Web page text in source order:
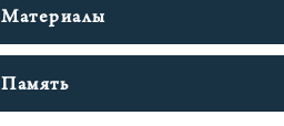
Материалы
Память